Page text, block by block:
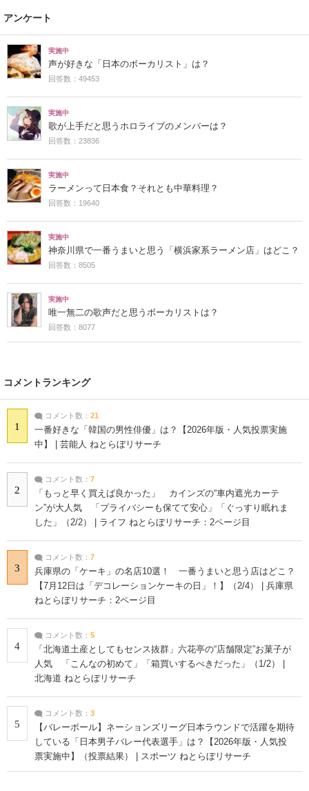
アンケート
実施中
声が好きな「日本のボーカリスト」は？
回答数：49453
実施中
歌が上手だと思うホロライブのメンバーは？
回答数：23836
実施中
ラーメンって日本食？それとも中華料理？
回答数：19640
実施中
神奈川県で一番うまいと思う「横浜家系ラーメン店」はどこ？
回答数：8505
実施中
唯一無二の歌声だと思うボーカリストは？
回答数：8077
コメントランキング
1
コメント数： 21
一番好きな「韓国の男性俳優」は？【2026年版・人気投票実施
中】 | 芸能人 ねとらぼリサーチ
2
コメント数： 7
「もっと早く買えば良かった」 カインズの“車内遮光カーテ
ン”が大人気 「プライバシーも保てて安心」「ぐっすり眠れま
した」（2/2） | ライフ ねとらぼリサーチ：2ページ目
3
コメント数： 7
兵庫県の「ケーキ」の名店10選！ 一番うまいと思う店はどこ？
【7月12日は「デコレーションケーキの日」！】（2/4） | 兵庫県
ねとらぼリサーチ：2ページ目
4
コメント数： 5
「北海道土産としてもセンス抜群」六花亭の“店舗限定”お菓子が
人気 「こんなの初めて」「箱買いするべきだった」（1/2） |
北海道 ねとらぼリサーチ
5
コメント数： 3
【バレーボール】ネーションズリーグ日本ラウンドで活躍を期待
している「日本男子バレー代表選手」は？【2026年版・人気投
票実施中】（投票結果） | スポーツ ねとらぼリサーチ